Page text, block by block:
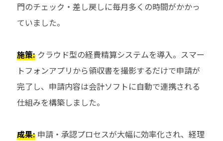
門のチェック・差し戻しに毎月多くの時間がかかっ
ていました。
施策:クラウド型の経費精算システムを導入。スマー
トフォンアプリから領収書を撮影するだけで申請が
完了し、申請内容は会計ソフトに自動で連携される
仕組みを構築しました。
成果:申請・承認プロセスが大幅に効率化され、経理